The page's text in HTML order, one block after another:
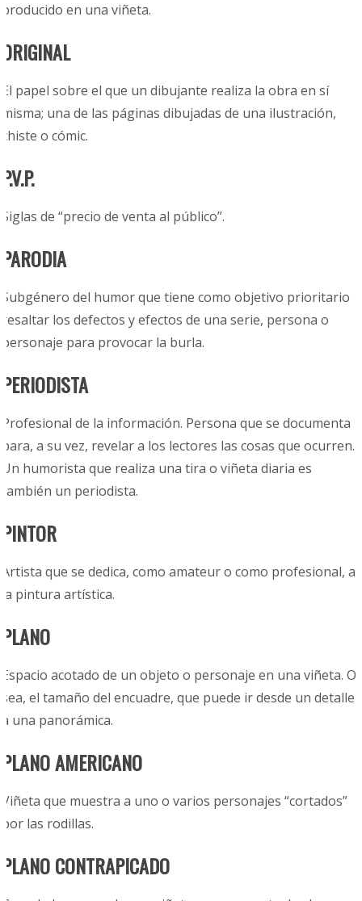
producido en una viñeta.
ORIGINAL
El papel sobre el que un dibujante realiza la obra en sí
misma; una de las páginas dibujadas de una ilustración,
chiste o cómic.
P.V.P.
Siglas de “precio de venta al público”.
PARODIA
Subgénero del humor que tiene como objetivo prioritario
resaltar los defectos y efectos de una serie, persona o
personaje para provocar la burla.
PERIODISTA
Profesional de la información. Persona que se documenta
para, a su vez, revelar a los lectores las cosas que ocurren.
Un humorista que realiza una tira o viñeta diaria es
también un periodista.
PINTOR
Artista que se dedica, como amateur o como profesional, a
la pintura artística.
PLANO
Espacio acotado de un objeto o personaje en una viñeta. O
sea, el tamaño del encuadre, que puede ir desde un detalle
a una panorámica.
PLANO AMERICANO
Viñeta que muestra a uno o varios personajes “cortados”
por las rodillas.
PLANO CONTRAPICADO